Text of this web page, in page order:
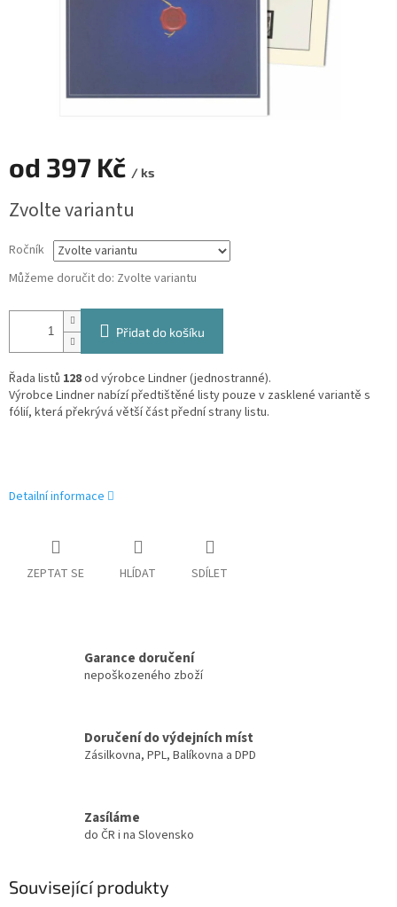
od 397 Kč / ks
cena:
Zvolte variantu
Ročník
Můžeme doručit do: Zvolte variantu
Přidat do košíku
Řada listů 128od výrobce Lindner (jednostranné).
Výrobce Lindner nabízí předtištěné listy pouze v zasklené variantě s
fólií, která překrývá větší část přední strany listu.
Detailní informace
ZEPTAT SE HLÍDAT SDÍLET
Garance doručení
nepoškozeného zboží
Doručení do výdejních míst
Zásilkovna, PPL, Balíkovna a DPD
Zasíláme
do ČR i na Slovensko
Související produkty